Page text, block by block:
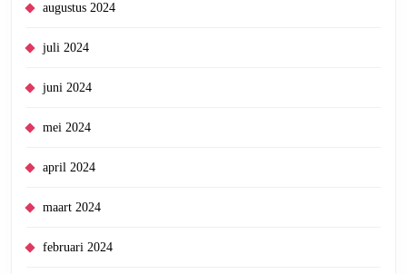
augustus 2024
juli 2024
juni 2024
mei 2024
april 2024
maart 2024
februari 2024